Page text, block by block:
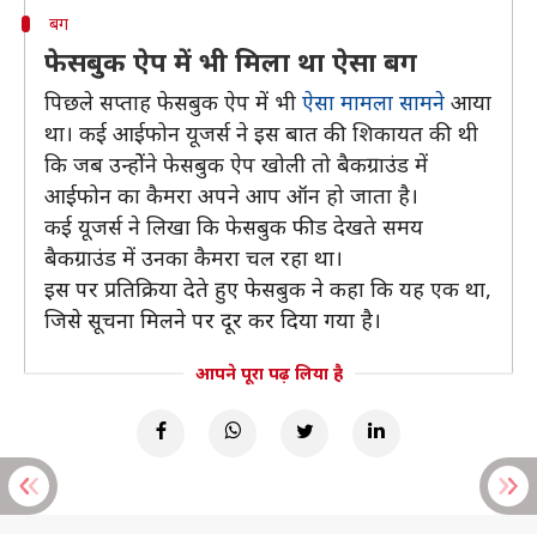
बग
फेसबुक ऐप में भी मिला था ऐसा बग
पिछले सप्ताह फेसबुक ऐप में भी ऐसा मामला सामने आया
था। कई आईफोन यूजर्स ने इस बात की शिकायत की थी
कि जब उन्होेंने फेसबुक ऐप खोली तो बैकग्राउंड में
आईफोन का कैमरा अपने आप ऑन हो जाता है।
कई यूजर्स ने लिखा कि फेसबुक फीड देखते समय
बैकग्राउंड में उनका कैमरा चल रहा था।
इस पर प्रतिक्रिया देते हुए फेसबुक ने कहा कि यह एक था,
जिसे सूचना मिलने पर दूर कर दिया गया है।
आपने पूरा पढ़ लिया है